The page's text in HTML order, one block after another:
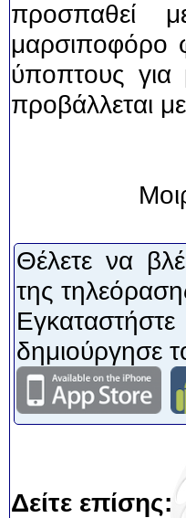
προσπαθεί
μαρσιποφόρο
ύποπτους για
προβάλλεται
Θέλετε να
της
δημιούργησε
Δείτε επίσης: